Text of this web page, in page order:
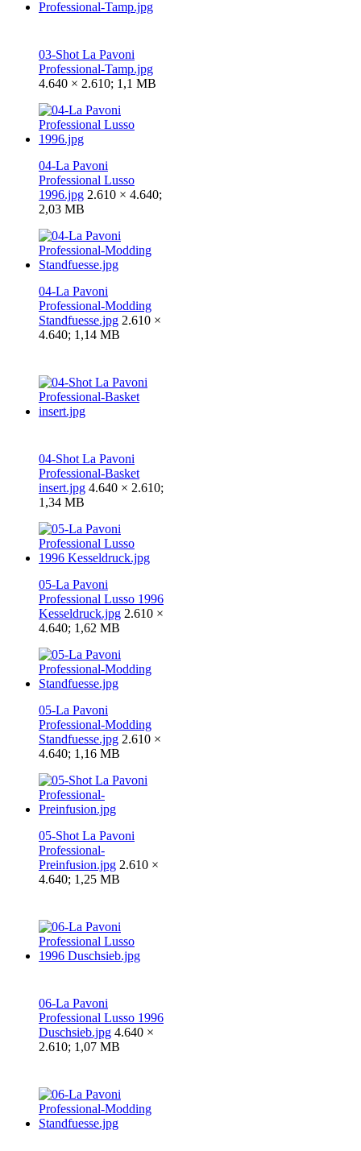
03-Shot La Pavoni
Professional-Tamp.jpg
4.640 × 2.610; 1,1 MB
04-La Pavoni
Professional Lusso
1996.jpg 2.610 × 4.640;
2,03 MB
04-La Pavoni
Professional-Modding
Standfuesse.jpg 2.610 ×
4.640; 1,14 MB
04-Shot La Pavoni
Professional-Basket
insert.jpg 4.640 × 2.610;
1,34 MB
05-La Pavoni
Professional Lusso 1996
Kesseldruck.jpg 2.610 ×
4.640; 1,62 MB
05-La Pavoni
Professional-Modding
Standfuesse.jpg 2.610 ×
4.640; 1,16 MB
05-Shot La Pavoni
Professional-
Preinfusion.jpg 2.610 ×
4.640; 1,25 MB
06-La Pavoni
Professional Lusso 1996
Duschsieb.jpg 4.640 ×
2.610; 1,07 MB